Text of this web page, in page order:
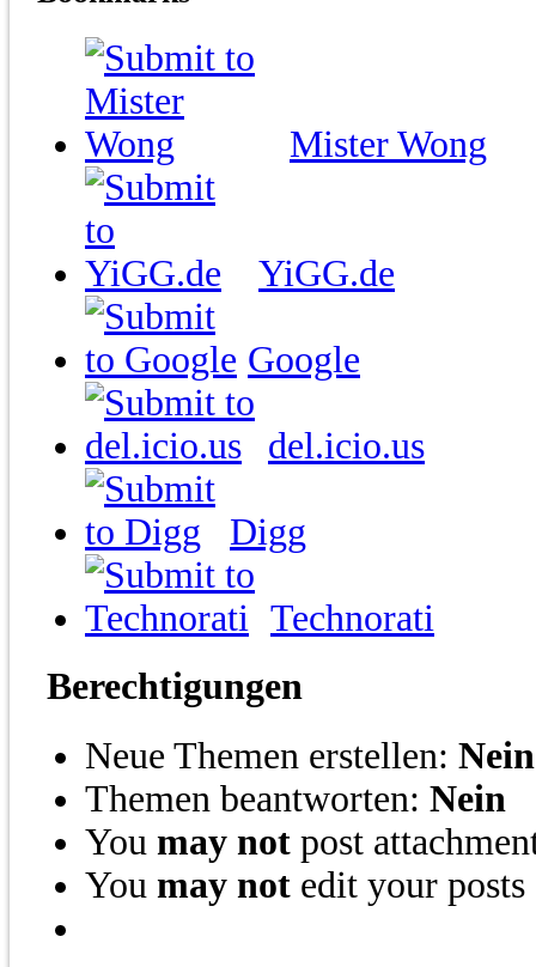
Mister Wong
YiGG.de
Google
del.icio.us
Digg
Technorati
Berechtigungen
Neue Themen erstellen: Nein
Themen beantworten: Nein
You may not post
You may not edit your posts